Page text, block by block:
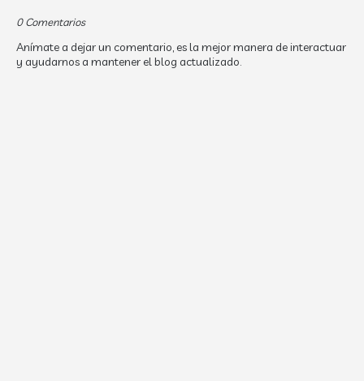
0 Comentarios
Anímate a dejar un comentario, es la mejor manera de interactuar
y ayudarnos a mantener el blog actualizado.